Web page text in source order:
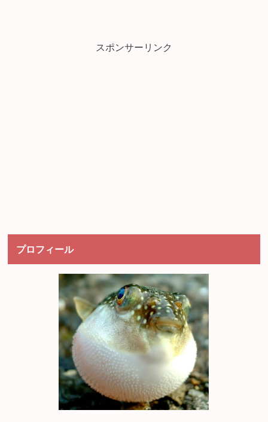
スポンサーリンク
プロフィール